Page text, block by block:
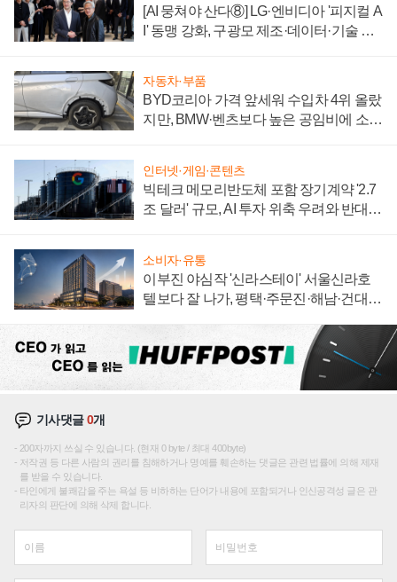
[AI 뭉쳐야 산다⑧] LG·엔비디아 '피지컬 A
I' 동맹 강화, 구광모 제조·데이터·기술 결
자동차·부품
BYD코리아 가격 앞세워 수입차 4위 올랐
지만, BMW·벤츠보다 높은 공임비에 소비
인터넷·게임·콘텐츠
빅테크 메모리반도체 포함 장기계약 '2.7
조 달러' 규모, AI 투자 위축 우려와 반대
소비자·유통
이부진 야심작 '신라스테이' 서울신라호
텔보다 잘 나가, 평택·주문진·해남·건대로
기사댓글0개
200자까지 쓰실 수 있습니다. (현재 0 byte / 최대 400byte)
저작권 등 다른 사람의 권리를 침해하거나 명예를 훼손하는 댓글은 관련 법률에 의해 제재
를 받을 수 있습니다.
타인에게 불쾌감을 주는 욕설 등 비하하는 단어가 내용에 포함되거나 인신공격성 글은 관
리자의 판단에 의해 삭제 합니다.